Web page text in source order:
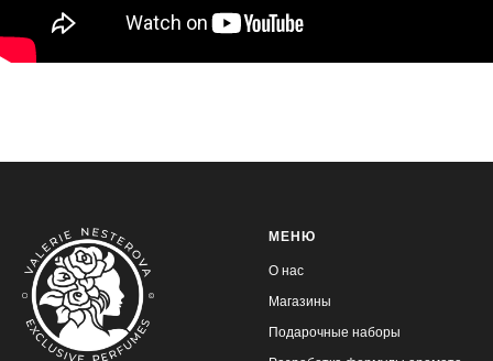
МЕНЮ
О нас
Магазины
Подарочные наборы